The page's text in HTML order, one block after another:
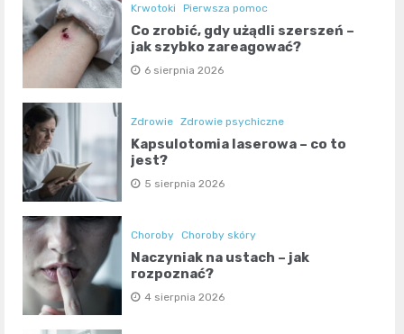
Krwotoki Pierwsza pomoc
Co zrobić, gdy użądli szerszeń –
jak szybko zareagować?
6 sierpnia 2026
Zdrowie Zdrowie psychiczne
Kapsulotomia laserowa – co to
jest?
5 sierpnia 2026
Choroby Choroby skóry
Naczyniak na ustach – jak
rozpoznać?
4 sierpnia 2026